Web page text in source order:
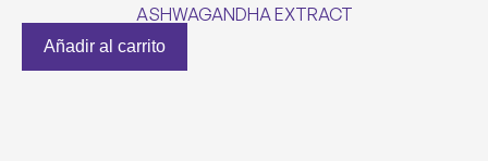
ASHWAGANDHA EXTRACT
Añadir al carrito